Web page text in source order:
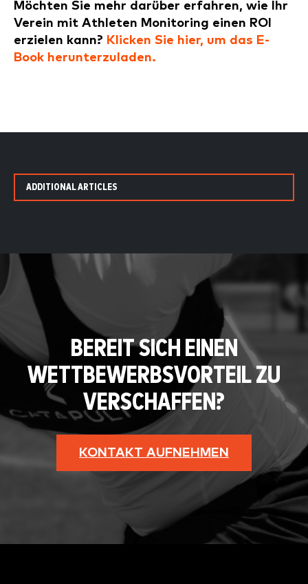
Möchten Sie mehr darüber erfahren, wie Ihr
Verein mit Athleten Monitoring einen ROI
erzielen kann? Klicken Sie hier, um das E-
Book herunterzuladen.
ADDITIONAL ARTICLES
BEREIT SICH EINEN
WETTBEWERBSVORTEIL ZU
VERSCHAFFEN?
KONTAKT AUFNEHMEN